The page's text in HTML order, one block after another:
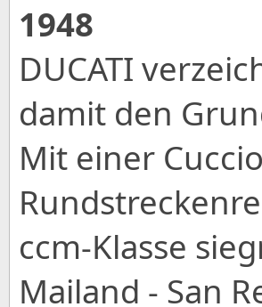
1948
DUCATI
damit den
Mit einer
ccm-Klasse
Mailand - San